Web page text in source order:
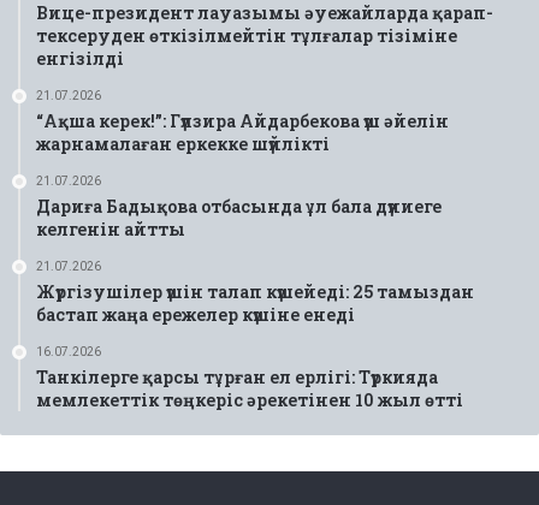
Вице-президент лауазымы әуежайларда қарап-
тексеруден өткізілмейтін тұлғалар тізіміне
енгізілді
21.07.2026
“Ақша керек!”: Гүлзира Айдарбекова үш әйелін
жарнамалаған еркекке шүйлікті
21.07.2026
Дариға Бадықова отбасында ұл бала дүниеге
келгенін айтты
21.07.2026
Жүргізушілер үшін талап күшейеді: 25 тамыздан
бастап жаңа ережелер күшіне енеді
16.07.2026
Танкілерге қарсы тұрған ел ерлігі: Түркияда
мемлекеттік төңкеріс әрекетінен 10 жыл өтті